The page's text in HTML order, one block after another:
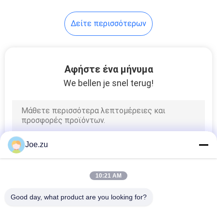
υφαλμυρή
όσμωση νερού
Μεμβράνες
αντίστροφης
όσμωσης
Δείτε περισσότερων
Αφήστε ένα μήνυμα
We bellen je snel terug!
Joe.zu
10:21 AM
Good day, what product are you looking for?